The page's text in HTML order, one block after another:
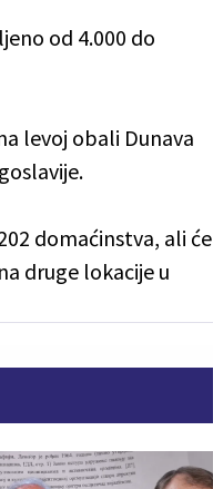
od 4.000 do
levoj obali Dunava
domaćinstva, ali će
druge lokacije u